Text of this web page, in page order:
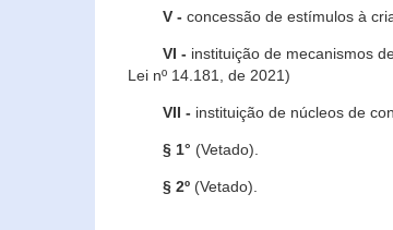
V - concessão de estímulos à
VI - instituição de mecanismos
Lei nº 14.181, de 2021)
VII - instituição de núcleos de
§ 1° (Vetado).
§ 2º (Vetado).